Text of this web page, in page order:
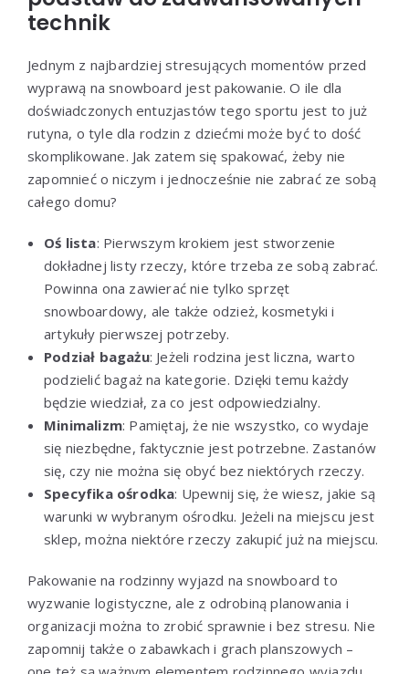
technik
Jednym z najbardziej stresujących momentów przed
wyprawą na snowboard jest pakowanie. O ile dla
doświadczonych entuzjastów tego sportu jest to już
rutyna, o tyle dla rodzin z dziećmi może być to dość
skomplikowane. Jak zatem się spakować, żeby nie
zapomnieć o niczym i jednocześnie nie zabrać ze sobą
całego domu?
Oś lista: Pierwszym krokiem jest stworzenie
dokładnej listy rzeczy, które trzeba ze sobą zabrać.
Powinna ona zawierać nie tylko sprzęt
snowboardowy, ale także odzież, kosmetyki i
artykuły pierwszej potrzeby.
Podział bagażu: Jeżeli rodzina jest liczna, warto
podzielić bagaż na kategorie. Dzięki temu każdy
będzie wiedział, za co jest odpowiedzialny.
Minimalizm: Pamiętaj, że nie wszystko, co wydaje
się niezbędne, faktycznie jest potrzebne. Zastanów
się, czy nie można się obyć bez niektórych rzeczy.
Specyfika ośrodka: Upewnij się, że wiesz, jakie są
warunki w wybranym ośrodku. Jeżeli na miejscu jest
sklep, można niektóre rzeczy zakupić już na miejscu.
Pakowanie na rodzinny wyjazd na snowboard to
wyzwanie logistyczne, ale z odrobiną planowania i
organizacji można to zrobić sprawnie i bez stresu. Nie
zapomnij także o zabawkach i grach planszowych –